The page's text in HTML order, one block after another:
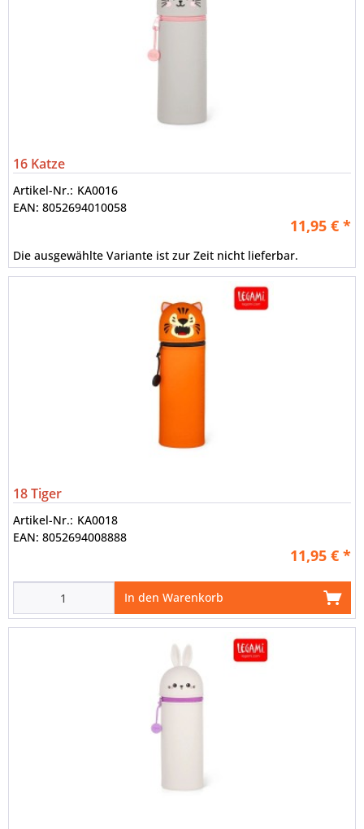
16 Katze
Artikel-Nr.: KA0016
EAN: 8052694010058
11,95 € *
Die ausgewählte Variante ist zur Zeit nicht lieferbar.
18 Tiger
Artikel-Nr.: KA0018
EAN: 8052694008888
11,95 € *
In den Warenkorb